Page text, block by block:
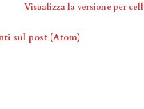
Visualizza la versione per
sul post (Atom)